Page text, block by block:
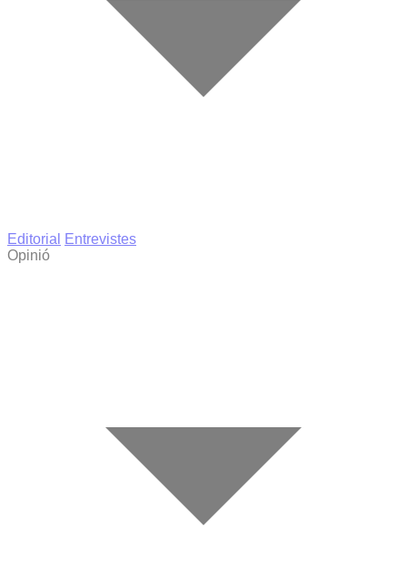
Editorial
Entrevistes
Opinió